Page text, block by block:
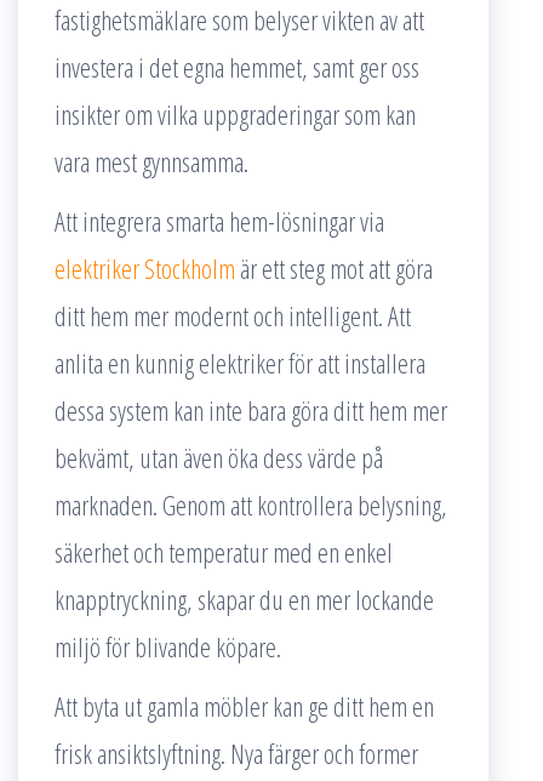
fastighetsmäklare som belyser vikten av att
investera i det egna hemmet, samt ger oss
insikter om vilka uppgraderingar som kan
vara mest gynnsamma.
Att integrera smarta hem-lösningar via
elektriker Stockholm är ett steg mot att göra
ditt hem mer modernt och intelligent. Att
anlita en kunnig elektriker för att installera
dessa system kan inte bara göra ditt hem mer
bekvämt, utan även öka dess värde på
marknaden. Genom att kontrollera belysning,
säkerhet och temperatur med en enkel
knapptryckning, skapar du en mer lockande
miljö för blivande köpare.
Att byta ut gamla möbler kan ge ditt hem en
frisk ansiktslyftning. Nya färger och former